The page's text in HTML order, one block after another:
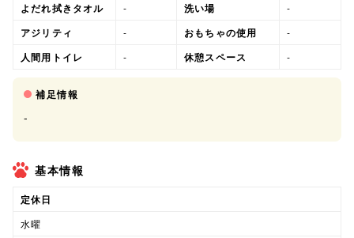
よだれ拭きタオル - 洗い場 -
アジリティ - おもちゃの使用 -
人間用トイレ - 休憩スペース -
補足情報
-
基本情報
定休日
水曜